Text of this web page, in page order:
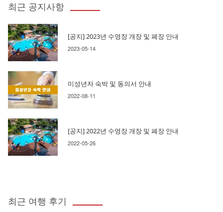
최근 공지사항
[공지] 2023년 수영장 개장 및 폐장 안내
2023-05-14
미성년자 숙박 및 동의서 안내
2022-08-11
[공지] 2022년 수영장 개장 및 폐장 안내
2022-05-26
최근 여행 후기